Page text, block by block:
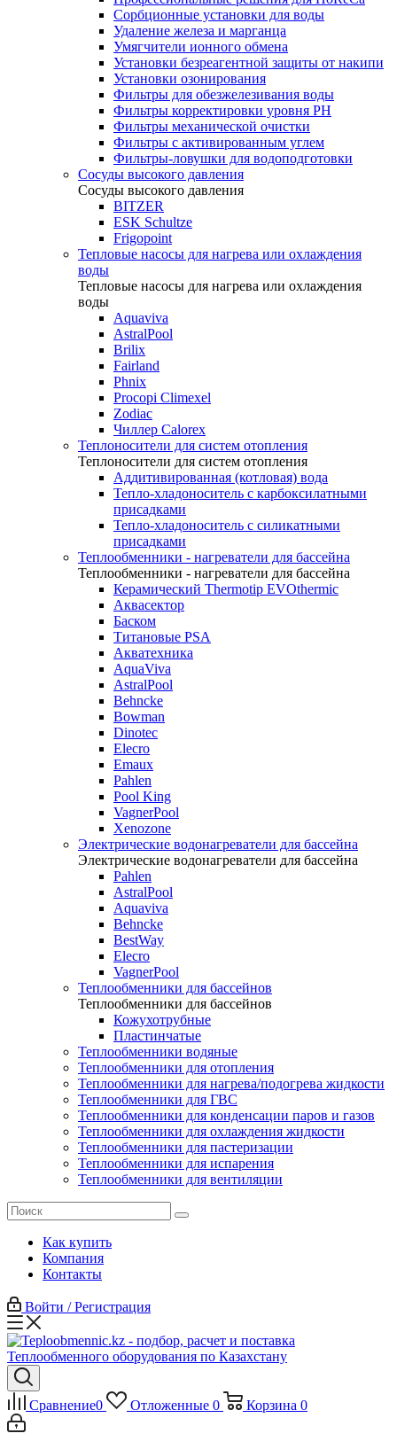
Сорбционные установки для воды
Удаление железа и марганца
Умягчители ионного обмена
Установки безреагентной защиты от накипи
Установки озонирования
Фильтры для обезжелезивания воды
Фильтры корректировки уровня PH
Фильтры механической очистки
Фильтры с активированным углем
Фильтры-ловушки для водоподготовки
Сосуды высокого давления
Сосуды высокого давления
BITZER
ESK Schultze
Frigopoint
Тепловые насосы для нагрева или охлаждения
воды
Тепловые насосы для нагрева или охлаждения
воды
Aquaviva
AstralPool
Brilix
Fairland
Phnix
Procopi Climexel
Zodiac
Чиллер Calorex
Теплоносители для систем отопления
Теплоносители для систем отопления
Аддитивированная (котловая) вода
Тепло-хладоноситель с карбоксилатными
присадками
Тепло-хладоноситель с силикатными
присадками
Теплообменники - нагреватели для бассейна
Теплообменники - нагреватели для бассейна
Керамический Thermotip EVOthermic
Аквасектор
Баском
Титановые PSA
Акватехника
AquaViva
AstralPool
Behncke
Bowman
Dinotec
Elecro
Emaux
Pahlen
Pool King
VagnerPool
Xenozone
Электрические водонагреватели для бассейна
Электрические водонагреватели для бассейна
Pahlen
AstralPool
Aquaviva
Behncke
BestWay
Elecro
VagnerPool
Теплообменники для бассейнов
Теплообменники для бассейнов
Кожухотрубные
Пластинчатые
Теплообменники водяные
Теплообменники для отопления
Теплообменники для нагрева/подогрева жидкости
Теплообменники для ГВС
Теплообменники для конденсации паров и газов
Теплообменники для охлаждения жидкости
Теплообменники для пастеризации
Теплообменники для испарения
Теплообменники для вентиляции
Как купить
Компания
Контакты
Войти / Регистрация
Сравнение0 Отложенные 0 Корзина 0